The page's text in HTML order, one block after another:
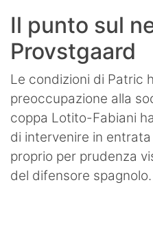
Il punto sul
Provstgaard
Le condizioni di Patric
preoccupazione alla
coppa Lotito-Fabiani
di intervenire in
proprio per prudenza
del difensore spagnolo.